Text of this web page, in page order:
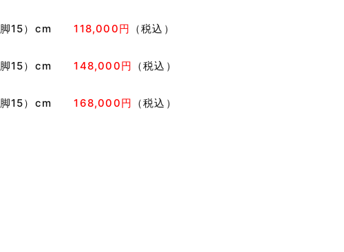
+脚15）cm118,000円 （税込）
+脚15）cm148,000円 （税込）
+脚15）cm168,000円 （税込）